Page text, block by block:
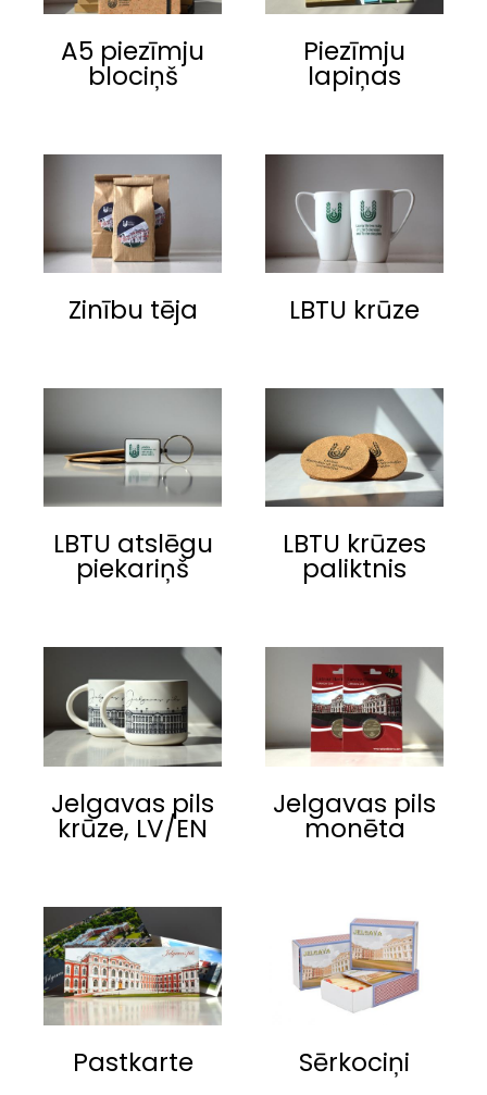
A5 piezīmju
blociņš
Piezīmju
lapiņas
Zinību tēja LBTU krūze
LBTU atslēgu
piekariņš
LBTU krūzes
paliktnis
Jelgavas pils
krūze, LV/EN
Jelgavas pils
monēta
Pastkarte Sērkociņi